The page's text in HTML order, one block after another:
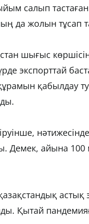
салып
да жолын тұсап
шығыс
экспорттай
қабылдау
Демек, айына
астық
Қытай